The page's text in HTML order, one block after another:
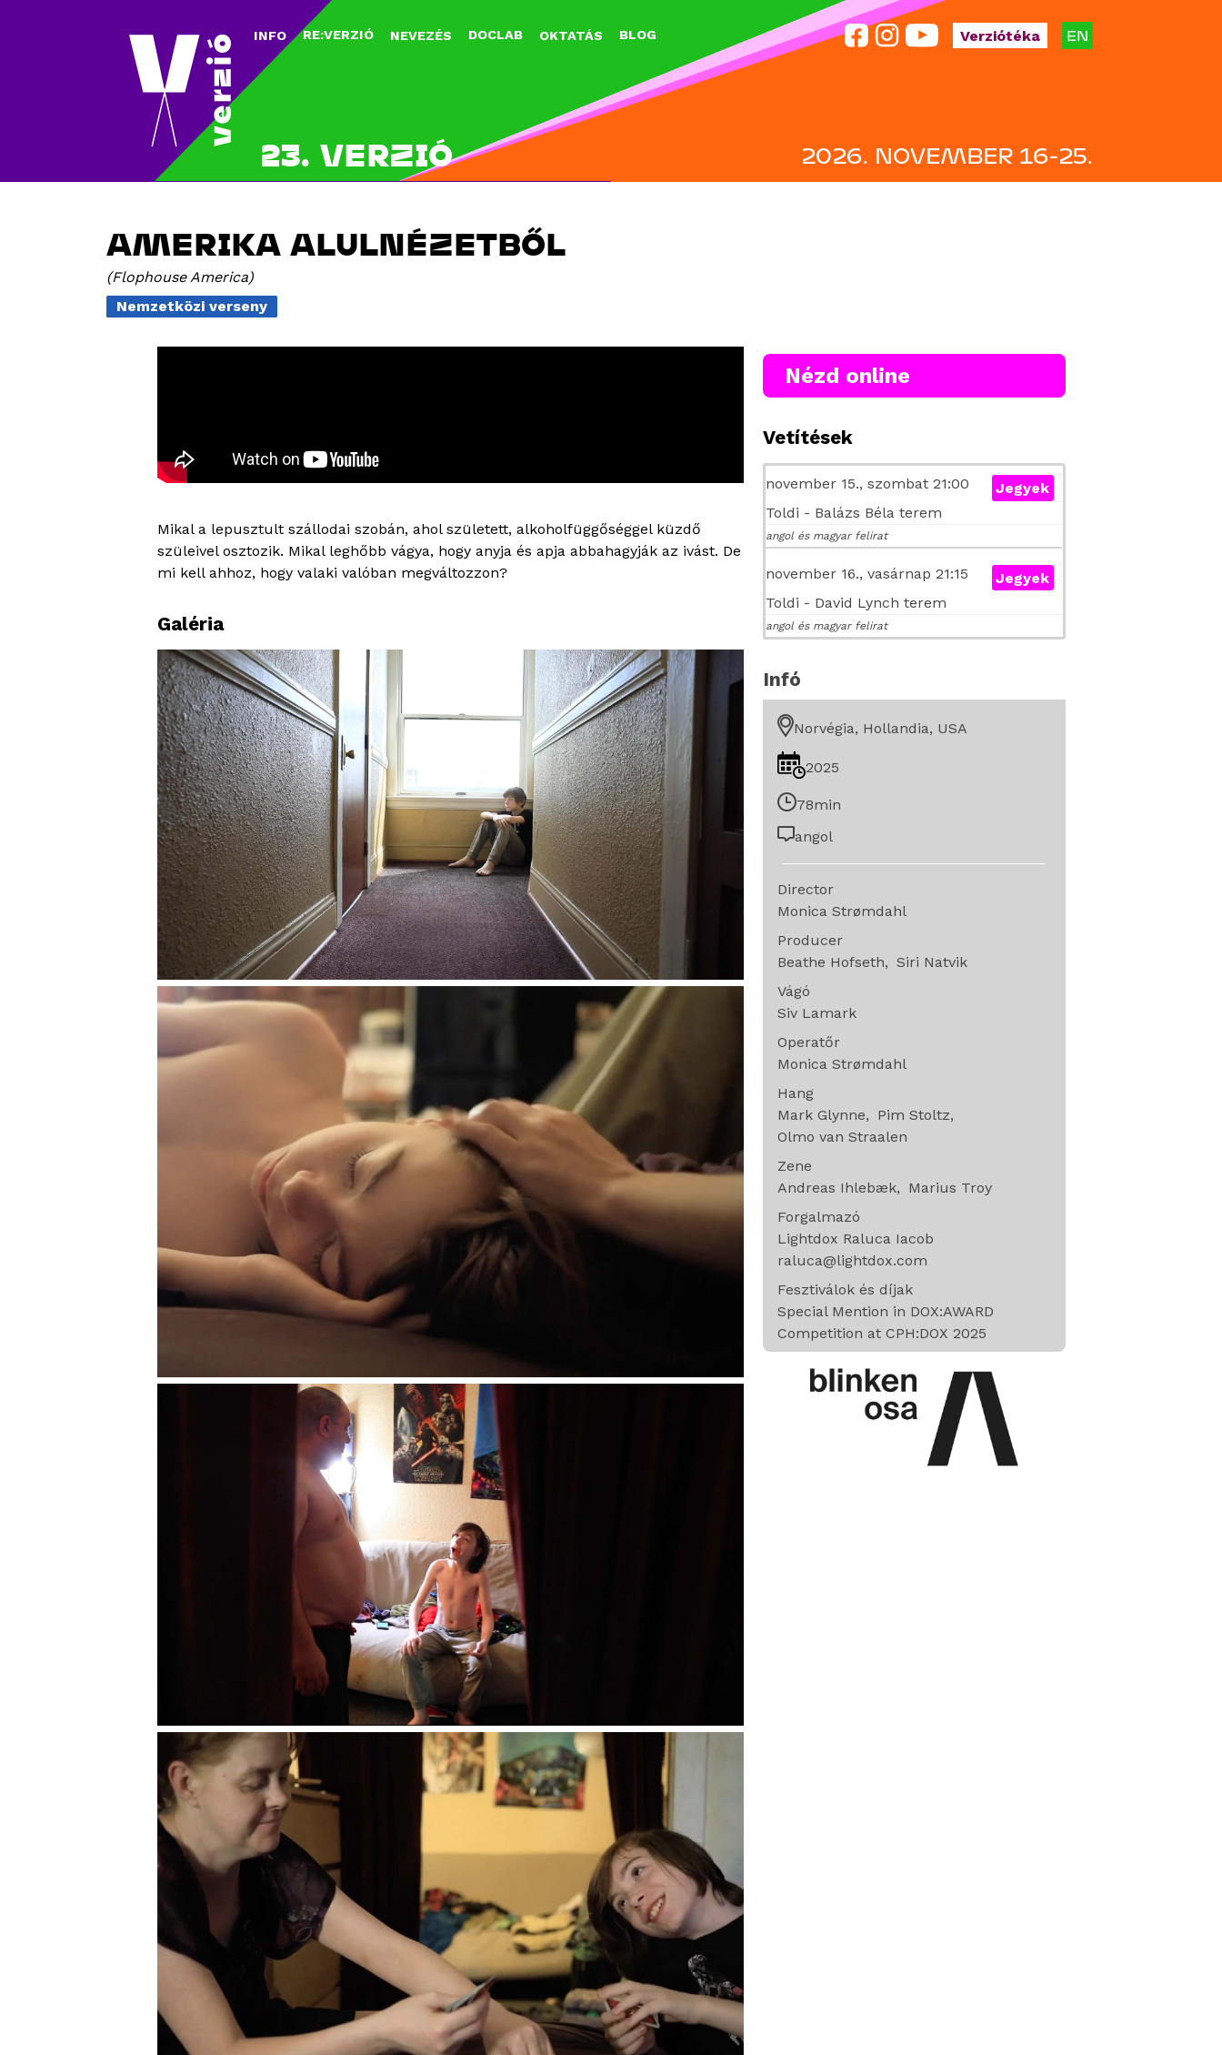
INFO RE:VERZIÓ NEVEZÉS DOCLAB OKTATÁS BLOG EN
23. VERZIÓ 2026. NOVEMBER 16-25.
Verziótéka
AMERIKA ALULNÉZETBŐL
Flophouse America
Nemzetközi verseny
Mikal a lepusztult szállodai szobán, ahol született, alkoholfüggőséggel küzdő
szüleivel osztozik. Mikal leghőbb vágya, hogy anyja és apja abbahagyják az ivást. De
mi kell ahhoz, hogy valaki valóban megváltozzon?
Galéria
Nézd online
Vetítések
november 15., szombat 21:00
Toldi - Balázs Béla terem
angol és magyar felirat
Jegyek
november 16., vasárnap 21:15
Toldi - David Lynch terem
angol és magyar felirat
Jegyek
Infó
Norvégia, Hollandia, USA
2025
78min
angol
Director
Monica Strømdahl
Producer
Beathe Hofseth
Siri Natvik
Vágó
Siv Lamark
Operatőr
Monica Strømdahl
Hang
Mark Glynne
Pim Stoltz
Olmo van Straalen
Zene
Andreas Ihlebæk
Marius Troy
Forgalmazó
Lightdox Raluca Iacob
raluca@lightdox.com
Fesztiválok és díjak
Special Mention in DOX:AWARD
Competition at CPH:DOX 2025